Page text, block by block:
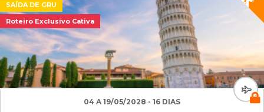
SAÍDA DE GRU
Roteiro Exclusivo Cativa
04 A 19/05/2028 - 16 DIAS